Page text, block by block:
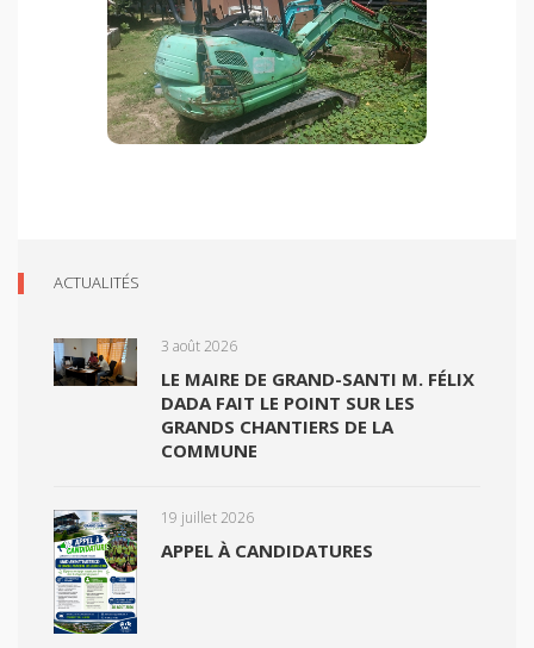
ACTUALITÉS
3 août 2026
LE MAIRE DE GRAND-SANTI M. FÉLIX
DADA FAIT LE POINT SUR LES
GRANDS CHANTIERS DE LA
COMMUNE
19 juillet 2026
APPEL À CANDIDATURES